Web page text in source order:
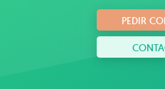
PEDIR